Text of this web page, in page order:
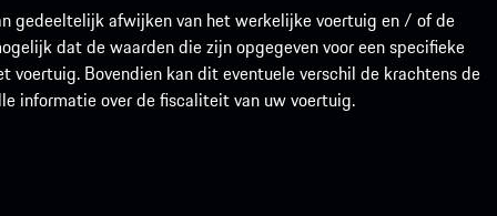
gedeeltelijk afwijken van het werkelijke voertuig en / of de
dat de waarden die zijn opgegeven voor een specifieke
Bovendien kan dit eventuele verschil de krachtens de
informatie over de fiscaliteit van uw voertuig.